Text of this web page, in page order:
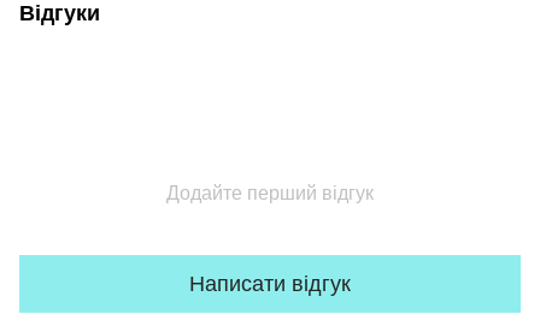
Відгуки
Додайте перший відгук
Написати відгук